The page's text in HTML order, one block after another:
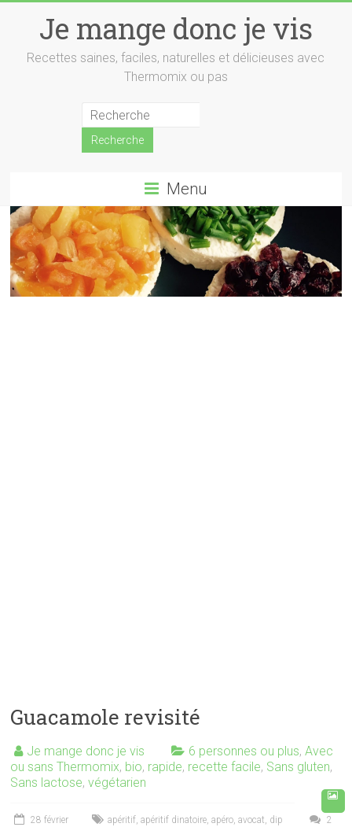
contentJe mange donc je vis
Recettes saines, faciles, naturelles et délicieuses avec
Thermomix ou pas
Menu
Guacamole revisité
Je mange donc je vis 6 personnes ou plus,Avec
ou sans Thermomix, bio, rapide, recette facile, Sans gluten,
Sans lactose,végétarien
28 février apéritif,apéritif dinatoire,apéro,avocat, dip
2